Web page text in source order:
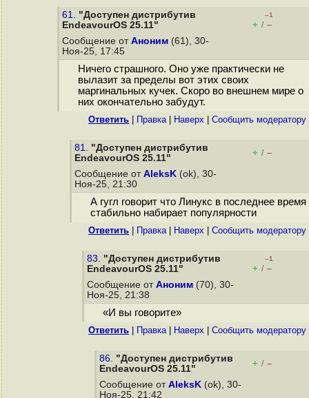
61. "Доступен дистрибутив
EndeavourOS 25.11"
–1
+ / –
Сообщение от Аноним (61), 30-
Ноя-25, 17:45
Ничего страшного. Оно уже практически не
вылазит за пределы вот этих своих
маргинальных кучек. Скоро во внешнем мире о
них окончательно забудут.
Ответить Правка| Наверх Cообщить модератору
81. "Доступен дистрибутив
EndeavourOS 25.11"
+ / –
Сообщение от AleksK (ok), 30-
Ноя-25, 21:30
А гугл говорит что Линукс в последнее время
стабильно набирает популярности
Ответить Правка| Наверх Cообщить модератору
83. "Доступен дистрибутив
EndeavourOS 25.11"
–1
+ / –
Сообщение от Аноним (70), 30-
Ноя-25, 21:38
«И вы говорите»
Ответить Правка| Наверх Cообщить модератору
86. "Доступен дистрибутив
EndeavourOS 25.11"
+ / –
Сообщение от AleksK (ok), 30-
Ноя-25, 21:42